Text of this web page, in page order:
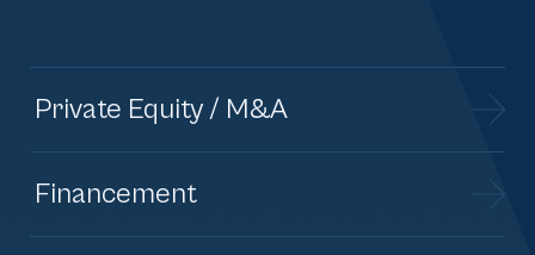
Private Equity / M&A
Financement